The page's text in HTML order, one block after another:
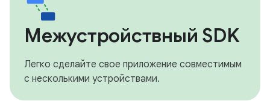
Межустройствный SDK
Легко сделайте свое приложение совместимым
с несколькими устройствами.